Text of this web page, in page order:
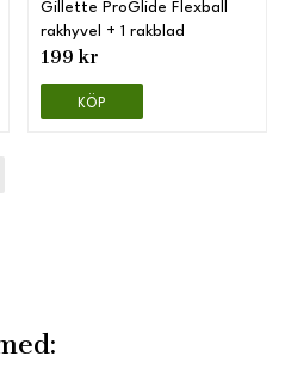
Gillette ProGlide Flexball
rakhyvel + 1 rakblad
199 kr
KÖP